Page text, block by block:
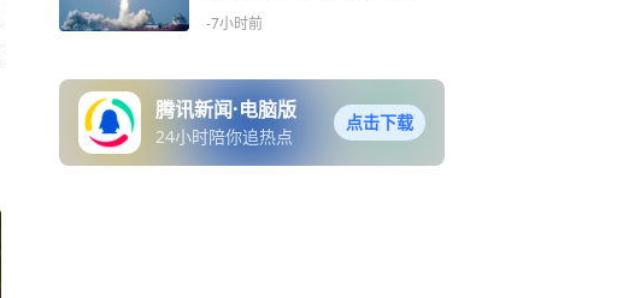
-7小时前
腾讯新闻·电脑版
24小时陪你追热点
点击下载